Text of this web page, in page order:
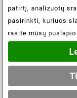
Informacija
Jūsų paskyra
patirtį, analizuotų
pasirinkti, kuriuos
rasite mūsų
© 2021-2026 -